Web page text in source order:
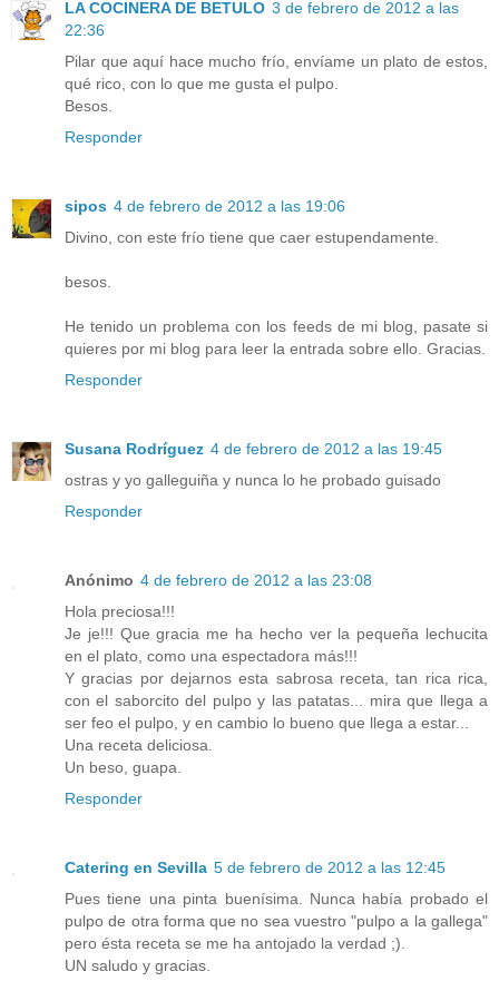
LA COCINERA DE BETULO 3 de febrero de 2012 a las
22:36
Pilar que aquí hace mucho frío, envíame un plato de estos,
qué rico, con lo que me gusta el pulpo.
Besos.
Responder
sipos 4 de febrero de 2012 a las 19:06
Divino, con este frío tiene que caer estupendamente.
besos.
He tenido un problema con los feeds de mi blog, pasate si
quieres por mi blog para leer la entrada sobre ello. Gracias.
Responder
Susana Rodríguez 4 de febrero de 2012 a las 19:45
ostras y yo galleguiña y nunca lo he probado guisado
Responder
Anónimo 4 de febrero de 2012 a las 23:08
Hola preciosa!!!
Je je!!! Que gracia me ha hecho ver la pequeña lechucita
en el plato, como una espectadora más!!!
Y gracias por dejarnos esta sabrosa receta, tan rica rica,
con el saborcito del pulpo y las patatas... mira que llega a
ser feo el pulpo, y en cambio lo bueno que llega a estar...
Una receta deliciosa.
Un beso, guapa.
Responder
Catering en Sevilla 5 de febrero de 2012 a las 12:45
Pues tiene una pinta buenísima. Nunca había probado el
pulpo de otra forma que no sea vuestro "pulpo a la gallega"
pero ésta receta se me ha antojado la verdad ;).
UN saludo y gracias.